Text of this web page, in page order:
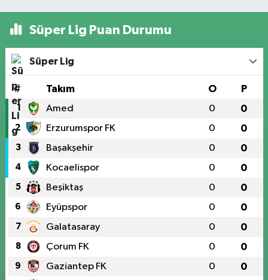
Süper Lig Puan Durumu
Süper Lig
# Takım O P
1 Amed 0 0
2 Erzurumspor FK 0 0
3 Başakşehir 0 0
4 Kocaelispor 0 0
5 Beşiktaş 0 0
6 Eyüpspor 0 0
7 Galatasaray 0 0
8 Çorum FK 0 0
9 Gaziantep FK 0 0